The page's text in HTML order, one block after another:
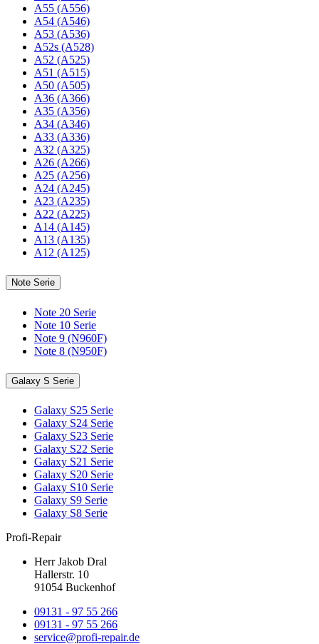
A55 (A556)
A54 (A546)
A53 (A536)
A52s (A528)
A52 (A525)
A51 (A515)
A50 (A505)
A36 (A366)
A35 (A356)
A34 (A346)
A33 (A336)
A32 (A325)
A26 (A266)
A25 (A256)
A24 (A245)
A23 (A235)
A22 (A225)
A14 (A145)
A13 (A135)
A12 (A125)
Note Serie
Note 20 Serie
Note 10 Serie
Note 9 (N960F)
Note 8 (N950F)
Galaxy S Serie
Galaxy S25 Serie
Galaxy S24 Serie
Galaxy S23 Serie
Galaxy S22 Serie
Galaxy S21 Serie
Galaxy S20 Serie
Galaxy S10 Serie
Galaxy S9 Serie
Galaxy S8 Serie
Profi-Repair
Herr Jakob Dral
Hallerstr. 10
91054 Buckenhof
09131 - 97 55 266
09131 - 97 55 266
service@profi-repair.de